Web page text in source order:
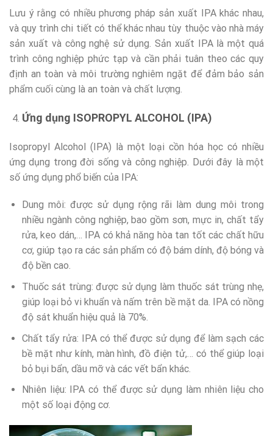
Lưu ý rằng có nhiều phương pháp sản xuất IPA khác nhau,
và quy trình chi tiết có thể khác nhau tùy thuộc vào nhà máy
sản xuất và công nghệ sử dụng. Sản xuất IPA là một quá
trình công nghiệp phức tạp và cần phải tuân theo các quy
định an toàn và môi trường nghiêm ngặt để đảm bảo sản
phẩm cuối cùng là an toàn và chất lượng.
Ứng dụng ISOPROPYL ALCOHOL (IPA)
Isopropyl Alcohol (IPA) là một loại cồn hóa học có nhiều
ứng dụng trong đời sống và công nghiệp. Dưới đây là một
số ứng dụng phổ biến của IPA:
Dung môi: được sử dụng rộng rãi làm dung môi trong
nhiều ngành công nghiệp, bao gồm sơn, mực in, chất tẩy
rửa, keo dán,… IPA có khả năng hòa tan tốt các chất hữu
cơ, giúp tạo ra các sản phẩm có độ bám dính, độ bóng và
độ bền cao.
Thuốc sát trùng: được sử dụng làm thuốc sát trùng nhẹ,
giúp loại bỏ vi khuẩn và nấm trên bề mặt da. IPA có nồng
độ sát khuẩn hiệu quả là 70%.
Chất tẩy rửa: IPA có thể được sử dụng để làm sạch các
bề mặt như kính, màn hình, đồ điện tử,… có thể giúp loại
bỏ bụi bẩn, dầu mỡ và các vết bẩn khác.
Nhiên liệu: IPA có thể được sử dụng làm nhiên liệu cho
một số loại động cơ.